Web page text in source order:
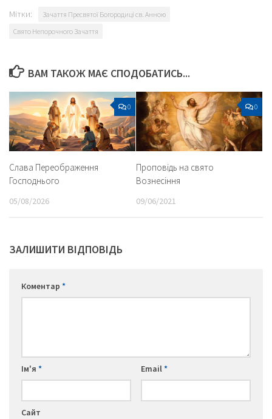
Мітки:
Зачаття Пресвятої Богородиці св. Анною
Свято Непорочного Зачаття
ВАМ ТАКОЖ МАЄ СПОДОБАТИСЬ...
0
Слава Переображення
Господнього
05/08/2026
0
Проповідь на свято
Вознесіння
09/06/2021
ЗАЛИШИТИ ВІДПОВІДЬ
Коментар *
Ім'я * Email*
Сайт